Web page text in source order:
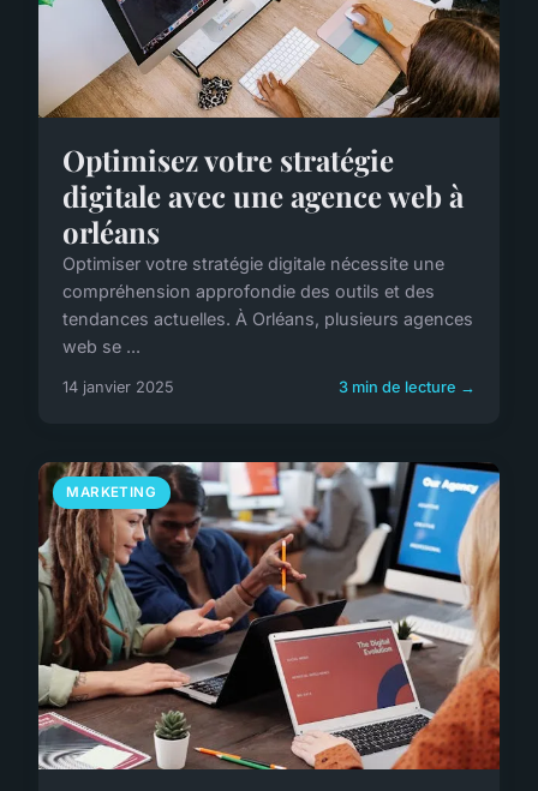
Optimisez votre stratégie
digitale avec une agence web à
orléans
Optimiser votre stratégie digitale nécessite une
compréhension approfondie des outils et des
tendances actuelles. À Orléans, plusieurs agences
web se ...
14 janvier 2025 3 min de lecture →
MARKETING